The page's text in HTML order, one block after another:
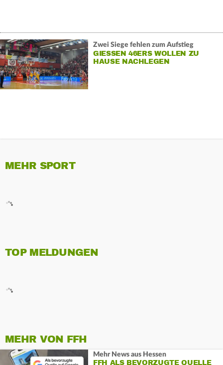
Zwei Siege fehlen zum Aufstieg
GIESSEN 46ERS WOLLEN ZU H
AUSE NACHLEGEN
MEHR SPORT
TOP MELDUNGEN
MEHR VON FFH
Mehr News aus Hessen
FFH ALS BEVORZUGTE QUELLE